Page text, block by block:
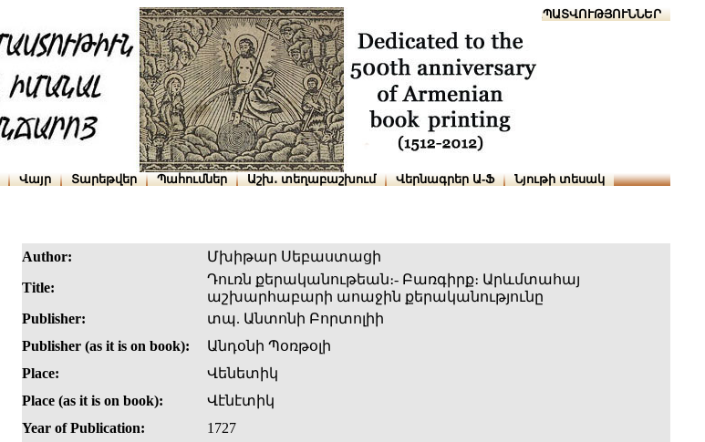
ՆԱԽԱՊԱՏՎՈՒԹՅՈՒՆՆԵՐ
Վայր Տարեթվեր Պահումներ Աշխ․ տեղաբաշխում Վերնագրեր Ա-Ֆ Նյութի տեսակ
Author:
Մխիթար Սեբաստացի
Title:
Դուռն քերականութեան։- Բառգիրք։ Արևմտահայ
աշխարհաբարի աոաջին քերականությունը
Publisher:
տպ. Անտոնի Բորտոլիի
Publisher (as it is on book):
Անդօնի Պօռթօլի
Place:
Վենետիկ
Place (as it is on book):
Վէնէտիկ
Year of Publication:
1727